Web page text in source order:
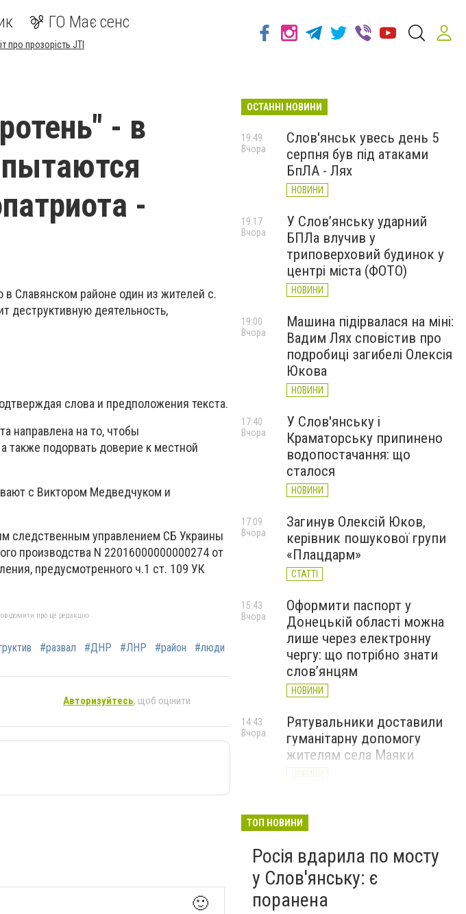
ГО Має сенс
про прозорість JTI
- в
-
Славянском районе один из жителей с.
деструктивную деятельность,
слова и предположения текста.
направлена на то, чтобы
также подорвать доверие к местной
с Виктором Медведчуком и
следственным управлением СБ Украины
производства N 22016000000000274 от
предусмотренного ч.1 ст. 109 УК
про це редакцію
#развал #ДНР #ЛНР #район #люди
Авторизуйтесь, щоб оцінити
🙂
ОСТАННІ НОВИНИ
Слов'янськ увесь день 5
серпня був під атаками
БпЛА - Лях
НОВИНИ
19:49
Вчора
У Слов’янську ударний
БПЛа влучив у
триповерховий будинок у
центрі міста (ФОТО)
НОВИНИ
19:17
Вчора
Машина підірвалася на міні:
Вадим Лях сповістив про
подробиці загибелі Олексія
Юкова
НОВИНИ
19:00
Вчора
У Слов'янську і
Краматорську припинено
водопостачання: що
сталося
НОВИНИ
17:40
Вчора
Загинув Олексій Юков,
керівник пошукової групи
«Плацдарм»
СТАТТІ
17:09
Вчора
Оформити паспорт у
Донецькій області можна
лише через електронну
чергу: що потрібно знати
слов’янцям
НОВИНИ
15:43
Вчора
Рятувальники доставили
гуманітарну допомогу
жителям села Маяки
НОВИНИ
14:43
Вчора
онлайн-акція до Дня молоді
Вчора
ТОП НОВИНИ
Росія вдарила по мосту
у Слов'янську: є
поранена